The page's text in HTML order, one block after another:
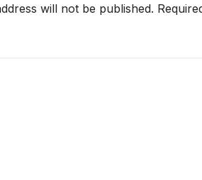
will not be published.